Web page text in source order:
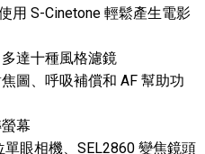
用 S-Cinetone 輕鬆產生電影
達十種風格濾鏡
圖、呼吸補償和 AF 幫助功
幕
眼相機、SEL2860 變焦鏡頭